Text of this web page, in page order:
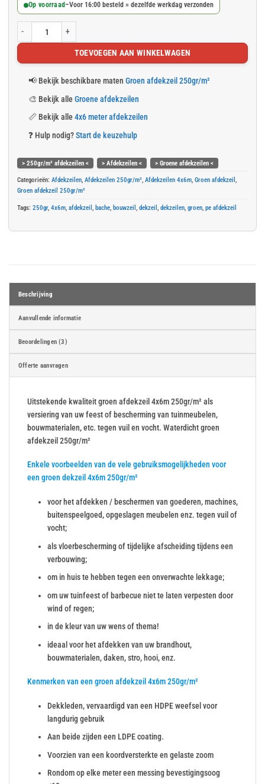
Op voorraad –Voor 16:00 besteld = dezelfde werkdag verzonden
Groen afdekzeil 4x6m 250gr/m² aantal
TOEVOEGEN AAN WINKELWAGEN
📢 Bekijk beschikbare maten Groen afdekzeil 250gr/m²
🎨 Bekijk alleGroene afdekzeilen
📏 Bekijk alle 4x6 meter afdekzeilen
❓ Hulp nodig? Start de keuzehulp
> 250gr/m² afdekzeilen < > Afdekzeilen <
> Groene afdekzeilen <
Categorieën: Afdekzeilen Afdekzeilen 250gr/m² Afdekzeilen 4x6m Groen afdekzeil
Groen afdekzeil 250gr/m²
Tags: 250gr, 4x6m afdekzeil bache bouwzeil dekzeil dekzeilen groen pe afdekzeil
Beschrijving
Aanvullende informatie
Beoordelingen (3)
Offerte aanvragen
Uitstekende kwaliteit groen afdekzeil 4x6m 250gr/m² als
versiering van uw feest of bescherming van tuinmeubelen,
bouwmaterialen, etc. tegen vuil en vocht. Waterdicht groen
afdekzeil 250gr/m²
Enkele voorbeelden van de vele gebruiksmogelijkheden voor
een groen dekzeil 4x6m 250gr/m²
voor het afdekken / beschermen van goederen, machines,
buitenspeelgoed, opgeslagen meubelen enz. tegen vuil of
vocht;
als vloerbescherming of tijdelijke afscheiding tijdens een
verbouwing;
om in huis te hebben tegen een onverwachte lekkage;
om uw tuinfeest of barbecue niet te laten verpesten door
wind of regen;
in de kleur van uw wens of thema!
ideaal voor het afdekken van uw brandhout,
bouwmaterialen, daken, stro, hooi, enz.
Kenmerken van een groen afdekzeil 4x6m 250gr/m²
Dekkleden, vervaardigd van een HDPE weefsel voor
langdurig gebruik
Aan beide zijden een LDPE coating.
Voorzien van een koordversterkte en gelaste zoom
Rondom op elke meter een messing bevestigingsoog